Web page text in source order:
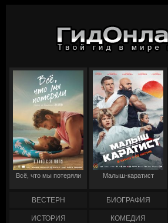
Всё, что мы потеряли Малыш-каратист
ВЕСТЕРН БИОГРАФИЯ
ИСТОРИЯ КОМЕДИЯ